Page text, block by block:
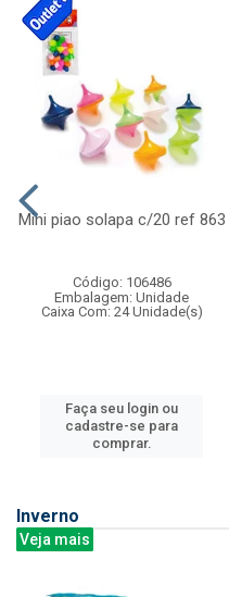
Mini piao solapa c/20 ref 863
Código: 106486
Embalagem: Unidade
Caixa Com: 24 Unidade(s)
Faça seu login ou
cadastre-se para
comprar.
Inverno
Veja mais